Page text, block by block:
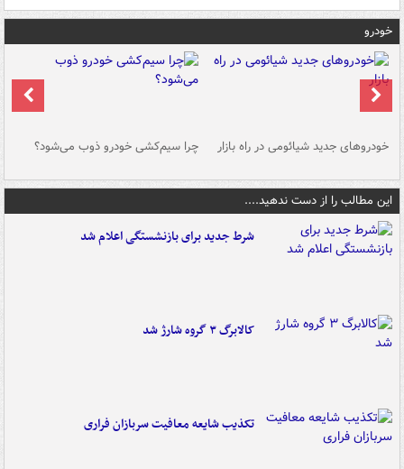
خودرو
خودروهای جدید شیائومی در راه بازار چرا سیم‌کشی خودرو ذوب می‌شود؟
این مطالب را از دست ندهید....
شرط جدید برای بازنشستگی اعلام شد
کالابرگ ۳ گروه شارژ شد
تکذیب شایعه معافیت سربازان فراری